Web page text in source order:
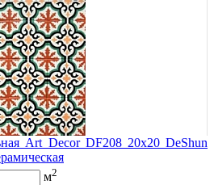
Art Decor DF208 20х20 DeShun
м2